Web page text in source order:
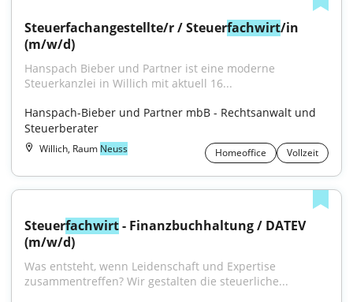
Steuerfachangestellte/r / Steuerfachwirt/in
(m/w/d)
Hanspach Bieber und Partner ist eine moderne
Steuerkanzlei in Willich mit aktuell 16...
Hanspach-Bieber und Partner mbB - Rechtsanwalt und
Steuerberater
Willich, Raum Neuss Homeoffice Vollzeit
Steuerfachwirt - Finanzbuchhaltung / DATEV
(m/w/d)
Was entsteht, wenn Leidenschaft und Expertise
zusammentreffen? Wir gestalten die steuerliche...